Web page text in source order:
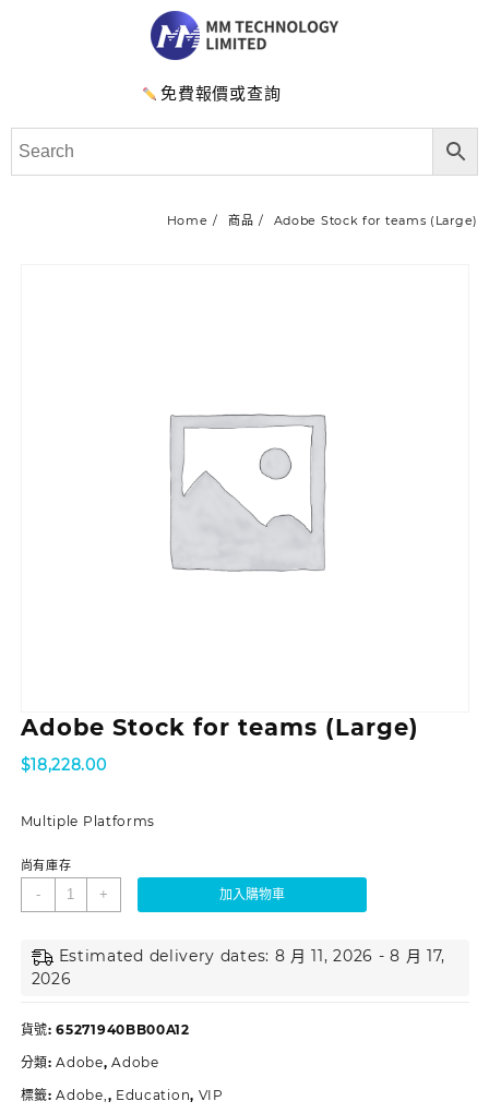
免費報價或查詢
Home 商品 Adobe Stock for teams (Large)
Adobe Stock for teams (Large)
$18,228.00
Multiple Platforms
尚有庫存
- + 加入購物車
Estimated delivery dates: 8 月 11, 2026 - 8 月 17,
2026
貨號:65271940BB00A12
分類:Adobe,Adobe
標籤:Adobe, , Education, VIP